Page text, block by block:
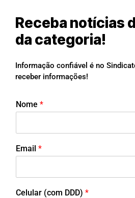
Receba notícias
da categoria!
Informação confiável é no
receber informações!
Nome *
Email *
Celular (com DDD) *